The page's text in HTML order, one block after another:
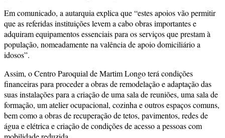
Em comunicado, a autarquia explica que “estes apoios vão permitir
que as referidas instituições levem a cabo obras importantes e
adquiram equipamentos essenciais para os serviços que prestam à
população, nomeadamente na valência de apoio domiciliário a
idosos”.
Assim, o Centro Paroquial de Martim Longo terá condições
financeiras para proceder a obras de remodelação e adaptação das
suas instalações para a criação de uma sala de reuniões, uma sala de
formação, um atelier ocupacional, cozinha e outros espaços comuns,
bem como a obras de recuperação de tetos, pavimentos, redes de
água e elétrica e criação de condições de acesso a pessoas com